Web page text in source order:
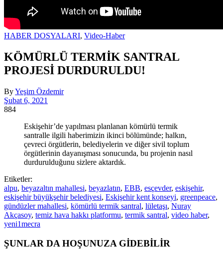
HABER DOSYALARI, Video-Haber
KÖMÜRLÜ TERMİK SANTRAL
PROJESİ DURDURULDU!
ByYeşim Özdemir
Şubat 6, 2021
884
Eskişehir’de yapılması planlanan kömürlü termik
santralle ilgili haberimizin ikinci bölümünde; halkın,
çevreci örgütlerin, belediyelerin ve diğer sivil toplum
örgütlerinin dayanışması sonucunda, bu projenin nasıl
durdurulduğunu sizlere aktardık.
Etiketler:
alpu, beyazaltın mahallesi, beyazlatın, EBB, esçevder, eskişehir,
eskişehir büyükşehir belediyesi, Eskişehir kent konseyi, greenpeace,
gündüzler mahallesi, kömürlü termik santral, lületaşı, Nuray
Akçasoy, temiz hava hakkı platformu, termik santral, video haber,
yeni1mecra
ŞUNLAR DA HOŞUNUZA GİDEBİLİR